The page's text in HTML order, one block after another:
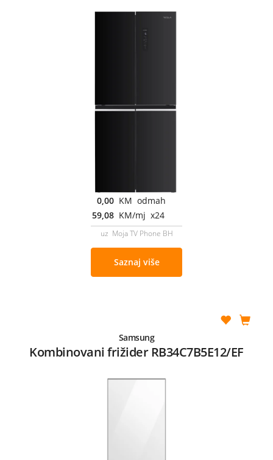
0,00 KM odmah
59,08 KM/mj x24
uz Moja TV Phone BH
Saznaj više
Samsung
Kombinovani frižider RB34C7B5E12/EF